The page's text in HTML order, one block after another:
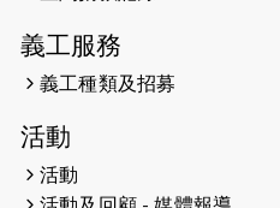
2026-04-23
2026-04-19
義工服務
義工種類及招募
活動
活動